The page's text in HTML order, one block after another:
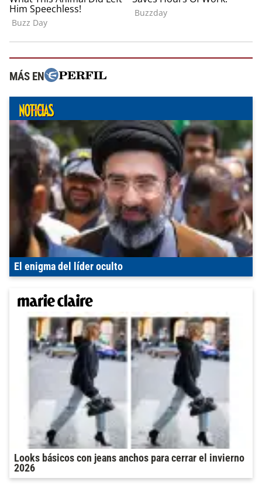
MÁS EN
El enigma del líder oculto
Looks básicos con jeans anchos para cerrar el invierno
2026